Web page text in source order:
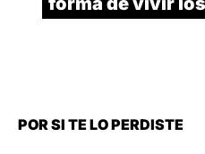
POR SI TE LO PERDISTE